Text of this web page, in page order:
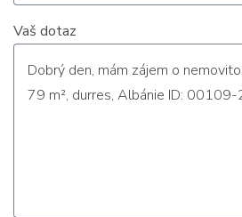
Vaš dotaz